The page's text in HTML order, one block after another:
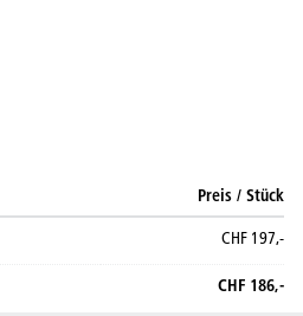
Preis / Stück
CHF 197,-
CHF 186,-